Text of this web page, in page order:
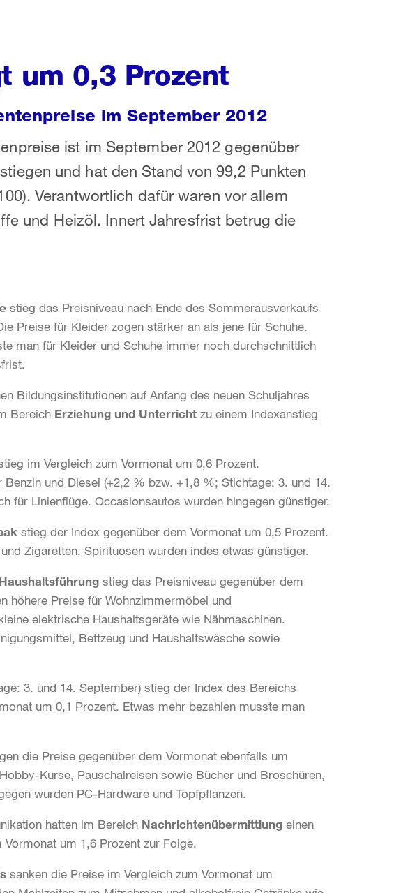
um 0,3 Prozent
im September 2012
ist im September 2012 gegenüber
und hat den Stand von 99,2 Punkten
Verantwortlich dafür waren vor allem
und Heizöl. Innert Jahresfrist betrug die
stieg das Preisniveau nach Ende des Sommerausverkaufs
Preise für Kleider zogen stärker an als jene für Schuhe.
man für Kleider und Schuhe immer noch durchschnittlich
Bildungsinstitutionen auf Anfang des neuen Schuljahres
Bereich Erziehung und Unterricht zu einem Indexanstieg
im Vergleich zum Vormonat um 0,6 Prozent.
und Diesel (+2,2 % bzw. +1,8 %; Stichtage: 3. und 14.
für Linienflüge. Occasionsautos wurden hingegen günstiger.
stieg der Index gegenüber dem Vormonat um 0,5 Prozent.
Zigaretten. Spirituosen wurden indes etwas günstiger.
stieg das Preisniveau gegenüber dem
höhere Preise für Wohnzimmermöbel und
elektrische Haushaltsgeräte wie Nähmaschinen.
Bettzeug und Haushaltswäsche sowie
3. und 14. September) stieg der Index des Bereichs
um 0,1 Prozent. Etwas mehr bezahlen musste man
die Preise gegenüber dem Vormonat ebenfalls um
Kurse, Pauschalreisen sowie Bücher und Broschüren,
wurden PC-Hardware und Topfpflanzen.
hatten im Bereich Nachrichtenübermittlung einen
um 1,6 Prozent zur Folge.
sanken die Preise im Vergleich zum Vormonat um